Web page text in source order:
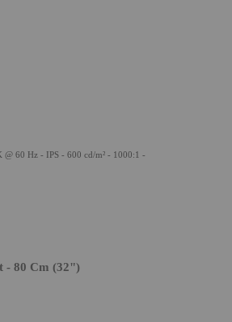
60 Hz - IPS - 600 cd/m² - 1000:1 -
- 80 Cm (32")